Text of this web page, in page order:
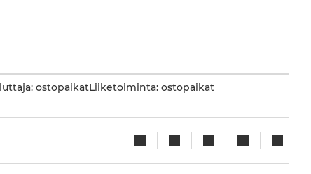
ostopaikatLiiketoiminta: ostopaikat